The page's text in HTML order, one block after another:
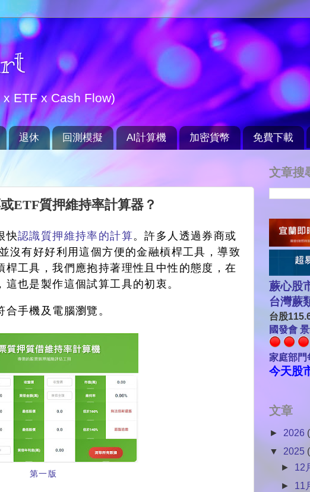
ETF x Cash Flow)
退休 回測模擬 AI計算機 加密貨幣 免費下載
ETF質押維持率計算器？
快認識質押維持率的計算。許多人透過券商或
沒有好好利用這個方便的金融槓桿工具，導致
工具，我們應抱持著理性且中性的態度，在
，這也是製作這個試算工具的初衷。
合手機及電腦瀏覽。
第一版
文章搜
蕨心股
台灣蕨
台股
國發會
家庭部門
今天股
文章
► 2026
▼ 2025
► 12
► 11